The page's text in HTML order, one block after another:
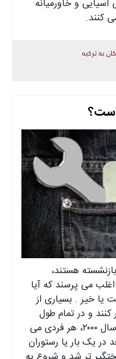
و خاورمیانه
کنند.
به ترکیه
است؟
هستند،
می پرسند که آیا
یا خیر . بسیاری از
و در تمام طول
سال در اینجا زندگی کنند . قبل از سال ۲۰۰۰، هر فردی می
در یک بار یا رستوران